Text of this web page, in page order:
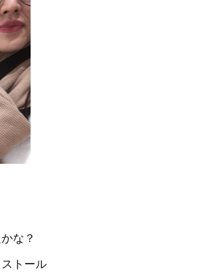
な？
ストール